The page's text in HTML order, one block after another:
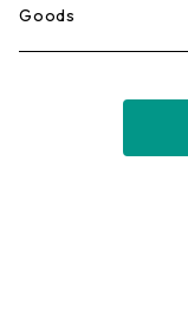
Ska
Goods